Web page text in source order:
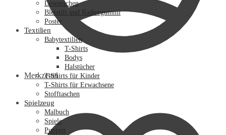
Merkzettel
Lesezeichen
Bleistift und Radiergummi
Poster
Textilien
Babytextilien
T-Shirts
Bodys
Halstücher
T-Shirts für Kinder
T-Shirts für Erwachsene
Stofftaschen
Spielzeug
Malbuch
Spiele
Puppen